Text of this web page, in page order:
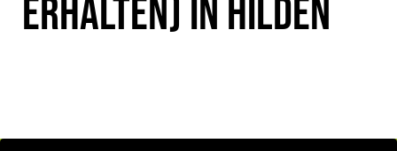
ERHALTEN) IN HILDEN